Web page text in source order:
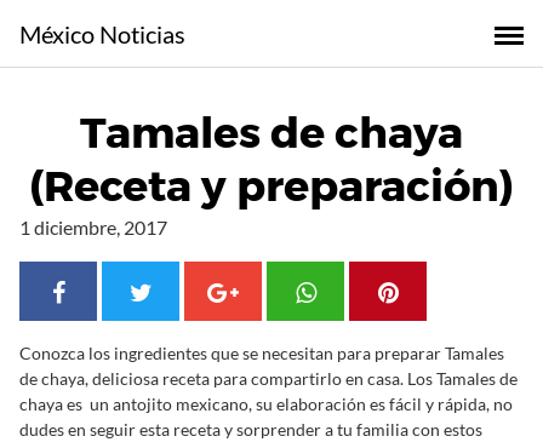
l
México Noticias
Tamales de chaya
(Receta y preparación)
1 diciembre, 2017
Conozca los ingredientes que se necesitan para preparar Tamales
de chaya, deliciosa receta para compartirlo en casa. Los Tamales de
chaya es un antojito mexicano, su elaboración es fácil y rápida, no
dudes en seguir esta receta y sorprender a tu familia con estos